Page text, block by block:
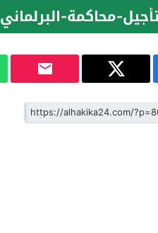
محاكمة-